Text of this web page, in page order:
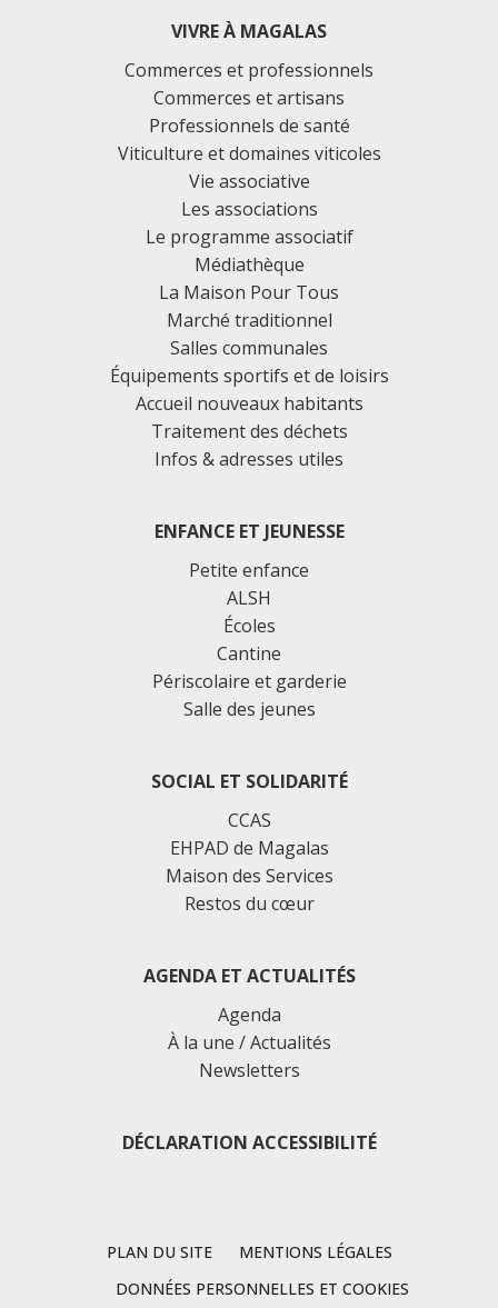
VIVRE À MAGALAS
Commerces et professionnels
Commerces et artisans
Professionnels de santé
Viticulture et domaines viticoles
Vie associative
Les associations
Le programme associatif
Médiathèque
La Maison Pour Tous
Marché traditionnel
Salles communales
Équipements sportifs et de loisirs
Accueil nouveaux habitants
Traitement des déchets
Infos & adresses utiles
ENFANCE ET JEUNESSE
Petite enfance
ALSH
Écoles
Cantine
Périscolaire et garderie
Salle des jeunes
SOCIAL ET SOLIDARITÉ
CCAS
EHPAD de Magalas
Maison des Services
Restos du cœur
AGENDA ET ACTUALITÉS
Agenda
À la une / Actualités
Newsletters
DÉCLARATION ACCESSIBILITÉ
PLAN DU SITE
MENTIONS LÉGALES
DONNÉES PERSONNELLES ET COOKIES